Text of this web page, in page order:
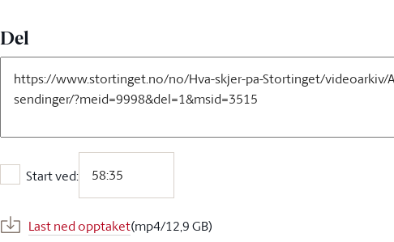
Del
Start ved:
Start ved:
Last ned opptaket(mp4/12,9 GB)